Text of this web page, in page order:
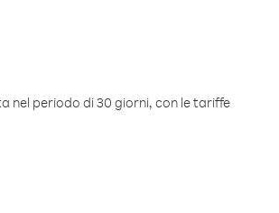
nel periodo di 30 giorni, con le tariffe